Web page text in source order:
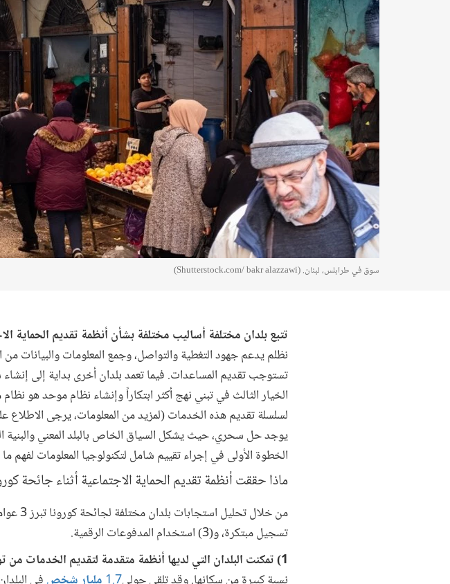
سوق في طرابلس، لبنان. (Shutterstock.com/ bakr alazzawi)
تتبع بلدان مختلفة أساليب مختلفة بشأن أنظمة تقديم الحماية
نظلم يدعم جهود التغطية والتواصل، وجمع المعلومات والبيانات
تستوجب تقديم المساعدات. فيما تعمد بلدان أخرى بداية إلى
الخيار الثالث في تبني نهج أكثر ابتكاراً وإنشاء نظام موحد هو
لسلسلة تقديم هذه الخدمات (لمزيد من المعلومات، يرجى الاطلاع
يوجد حل سحري، حيث يشكل السياق الخاص بالبلد المعني والبنية
الخطوة الأولى في إجراء تقييم شامل لتكنولوجيا المعلومات
ماذا حققت أنظمة تقديم الحماية الاجتماعية أثناء جائحة
تسجيل مبتكرة، و(3) استخدام المدفوعات الرقمية.
1) تمكنت البلدان التي لديها أنظمة متقدمة لتقديم الخدمات